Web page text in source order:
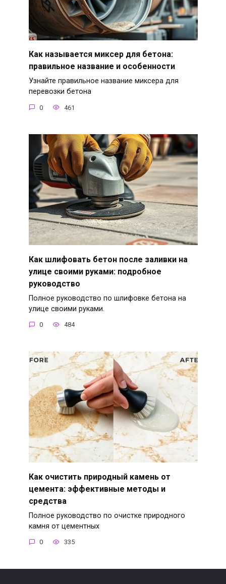
Как называется миксер для бетона:
правильное название и особенности
Узнайте правильное название миксера для
перевозки бетона
0 461
Как шлифовать бетон после заливки на
улице своими руками: подробное
руководство
Полное руководство по шлифовке бетона на
улице своими руками.
0 484
Как очистить природный камень от
цемента: эффективные методы и
средства
Полное руководство по очистке природного
камня от цементных
0 335